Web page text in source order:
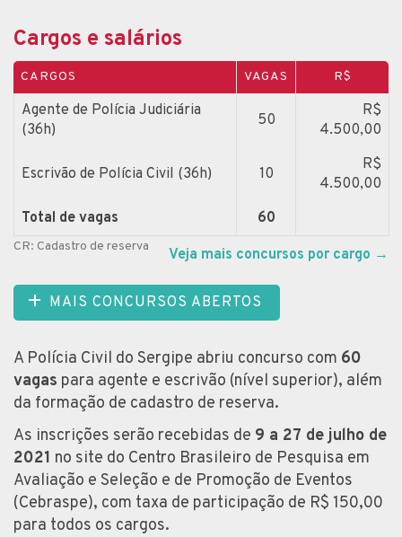
Cargos e salários
CARGOS VAGAS R$
Agente de Polícia Judiciária
(36h)
50
R$
4.500,00
Escrivão de Polícia Civil (36h) 10
R$
4.500,00
Total de vagas
60
CR: Cadastro de reserva Veja mais concursos por cargo →
MAIS CONCURSOS ABERTOS
A Polícia Civil do Sergipe abriu concurso com 60
vagas para agente e escrivão (nível superior), além
da formação de cadastro de reserva.
As inscrições serão recebidas de 9 a 27 de julho de
2021 no site do Centro Brasileiro de Pesquisa em
Avaliação e Seleção e de Promoção de Eventos
(Cebraspe), com taxa de participação de R$ 150,00
para todos os cargos.